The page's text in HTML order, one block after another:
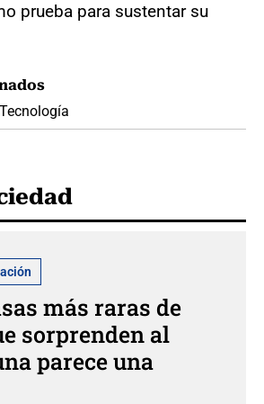
prueba para sustentar su
Tecnología
más raras de
sorprenden al
parece una